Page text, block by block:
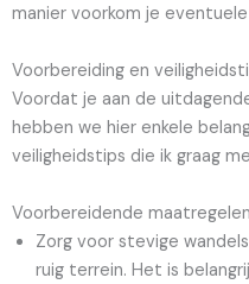
manier voorkom je
Voorbereiding en
Voordat je aan de
hebben we hier enkele
veiligheidstips die ik graag
Voorbereidende maatregelen
Zorg voor stevige
ruig terrein. Het is